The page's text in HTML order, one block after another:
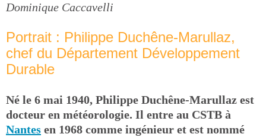
Dominique Caccavelli
Portrait : Philippe Duchêne-Marullaz,
chef du Département Développement
Durable
Né le 6 mai 1940, Philippe Duchêne-Marullaz est
docteur en météorologie. Il entre au CSTB à
Nantes en 1968 comme ingénieur et est nommé